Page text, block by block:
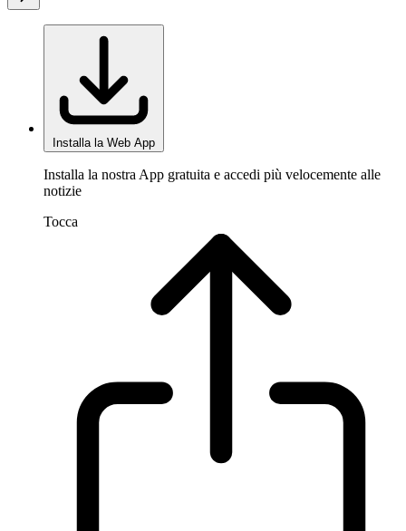
Installa la Web App
Installa la nostra App gratuita e accedi più velocemente alle
notizie
Tocca